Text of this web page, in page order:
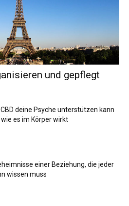
und gepflegt
CBD deine Psyche unterstützen kann
es im Körper wirkt
einer Beziehung, die jeder
wissen muss